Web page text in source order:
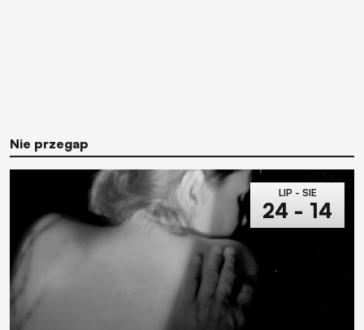
Nie przegap
LIP - SIE
24 - 14